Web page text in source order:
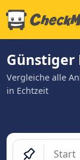
Günstiger
Vergleiche alle
in Echtzeit